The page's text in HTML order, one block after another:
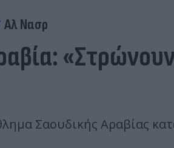
Αλ Νασρ
Σαουδικής Αραβίας